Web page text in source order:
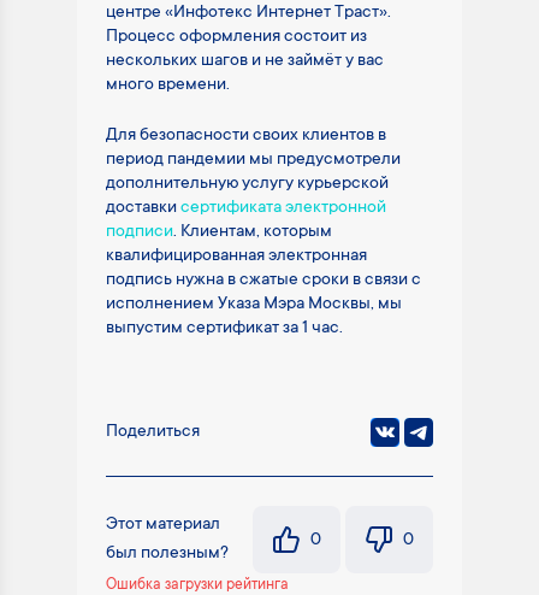
центре «Инфотекс Интернет Траст».
Процесс оформления состоит из
нескольких шагов и не займёт у вас
много времени.
Для безопасности своих клиентов в
период пандемии мы предусмотрели
дополнительную услугу курьерской
доставкисертификата электронной
подписи. Клиентам, которым
квалифицированная электронная
подпись нужна в сжатые сроки в связи с
исполнением Указа Мэра Москвы, мы
выпустим сертификат за 1 час.
Поделиться
Этот материал
был полезным?
0 0
Ошибка загрузки рейтинга